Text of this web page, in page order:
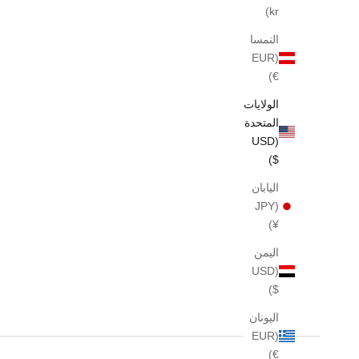
kr)
النمسا
(EUR
€)
الولايات
المتحدة
(USD
$)
اليابان
(JPY
¥)
اليمن
(USD
$)
اليونان
(EUR
€)
عينة أمريكا وان 31، 2 مل